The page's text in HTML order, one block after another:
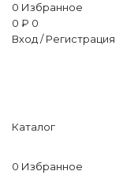
0 Избранное
0 ₽ 0
Вход / Регистрация
Каталог
0 Избранное